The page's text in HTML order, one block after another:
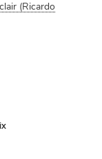
(Ricardo